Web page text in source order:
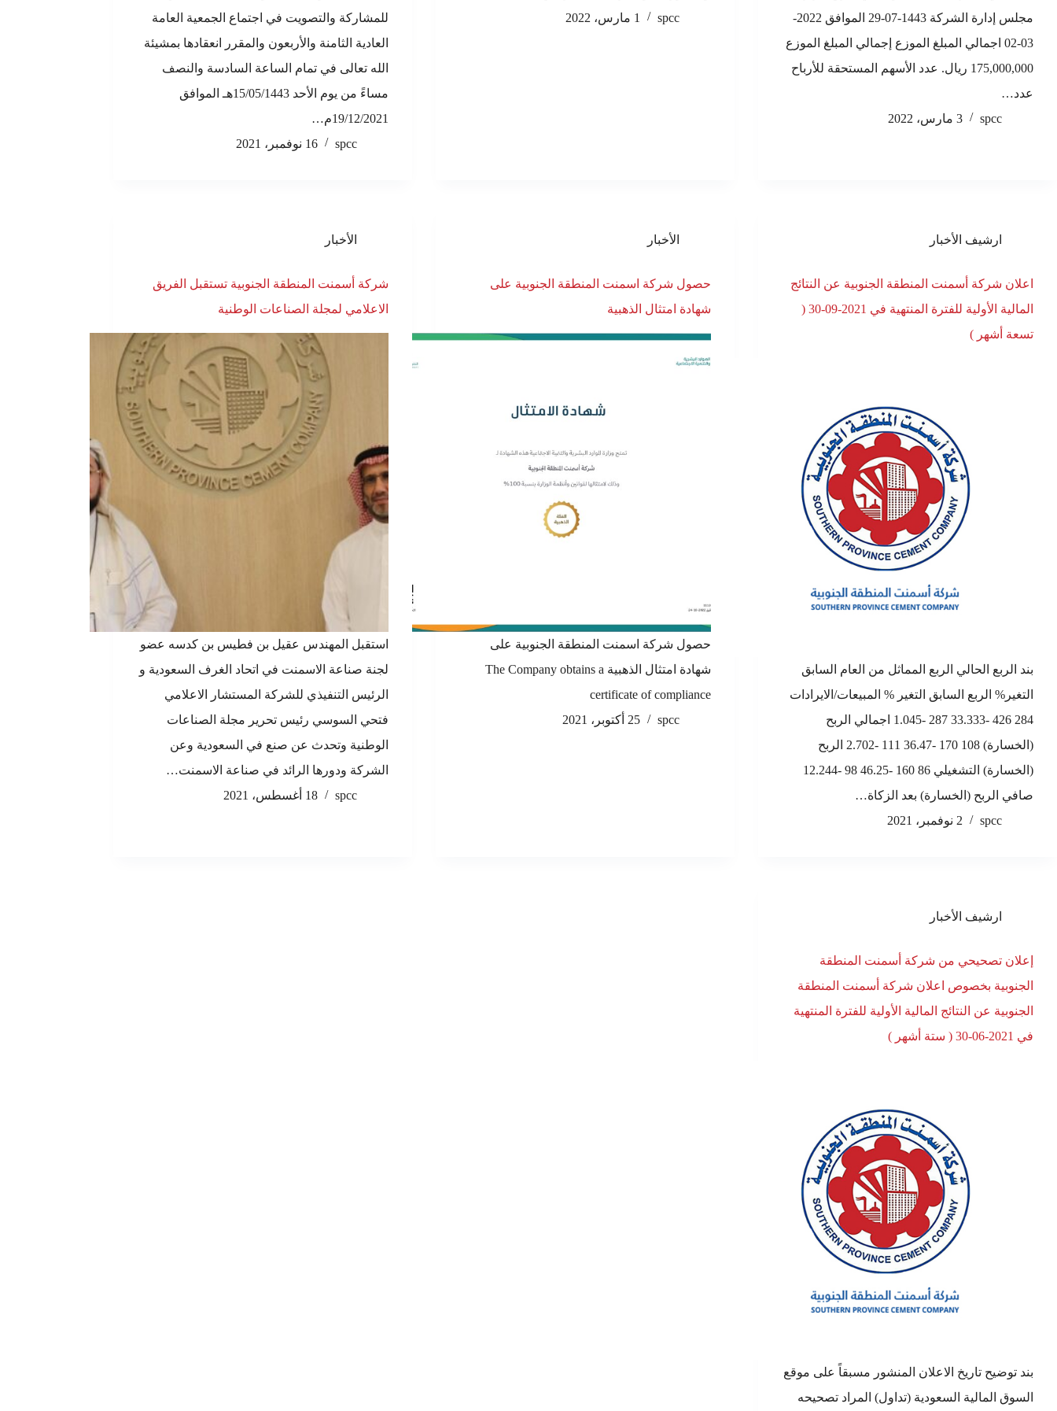
مجلس إدارة الشركة 1443-07-29 الموافق 2022-
03-02 اجمالي المبلغ الموزع إجمالي المبلغ الموزع
175,000,000 ريال. عدد الأسهم المستحقة للأرباح
عدد…
spcc
3 مارس، 2022
spcc
1 مارس، 2022
للمشاركة والتصويت في اجتماع الجمعية العامة
العادية الثامنة والأربعون والمقرر انعقادها بمشيئة
الله تعالى في تمام الساعة السادسة والنصف
مساءً من يوم الأحد 15/05/1443هـ الموافق
19/12/2021م…
spcc
16 نوفمبر، 2021
ارشيف الأخبار
اعلان شركة أسمنت المنطقة الجنوبية عن النتائج
المالية الأولية للفترة المنتهية في 2021-09-30 (
تسعة أشهر )
بند الربع الحالي الربع المماثل من العام السابق
التغير% الربع السابق التغير % المبيعات/الايرادات
284 426 -33.333 287 -1.045 اجمالي الربح
(الخسارة) 108 170 -36.47 111 -2.702 الربح
(الخسارة) التشغيلي 86 160 -46.25 98 -12.244
صافي الربح (الخسارة) بعد الزكاة…
spcc
2 نوفمبر، 2021
الأخبار
حصول شركة اسمنت المنطقة الجنوبية على
شهادة امتثال الذهبية
حصول شركة اسمنت المنطقة الجنوبية على
شهادة امتثال الذهبية The Company obtains a
certificate of compliance
spcc
25 أكتوبر، 2021
الأخبار
شركة أسمنت المنطقة الجنوبية تستقبل الفريق
الاعلامي لمجلة الصناعات الوطنية
استقبل المهندس عقيل بن فطيس بن كدسه عضو
لجنة صناعة الاسمنت في اتحاد الغرف السعودية و
الرئيس التنفيذي للشركة المستشار الاعلامي
فتحي السوسي رئيس تحرير مجلة الصناعات
الوطنية وتحدث عن صنع في السعودية وعن
الشركة ودورها الرائد في صناعة الاسمنت…
spcc
18 أغسطس، 2021
ارشيف الأخبار
إعلان تصحيحي من شركة أسمنت المنطقة
الجنوبية بخصوص اعلان شركة أسمنت المنطقة
الجنوبية عن النتائج المالية الأولية للفترة المنتهية
في 2021-06-30 ( ستة أشهر )
بند توضيح تاريخ الاعلان المنشور مسبقاً على موقع
السوق المالية السعودية (تداول) المراد تصحيحه